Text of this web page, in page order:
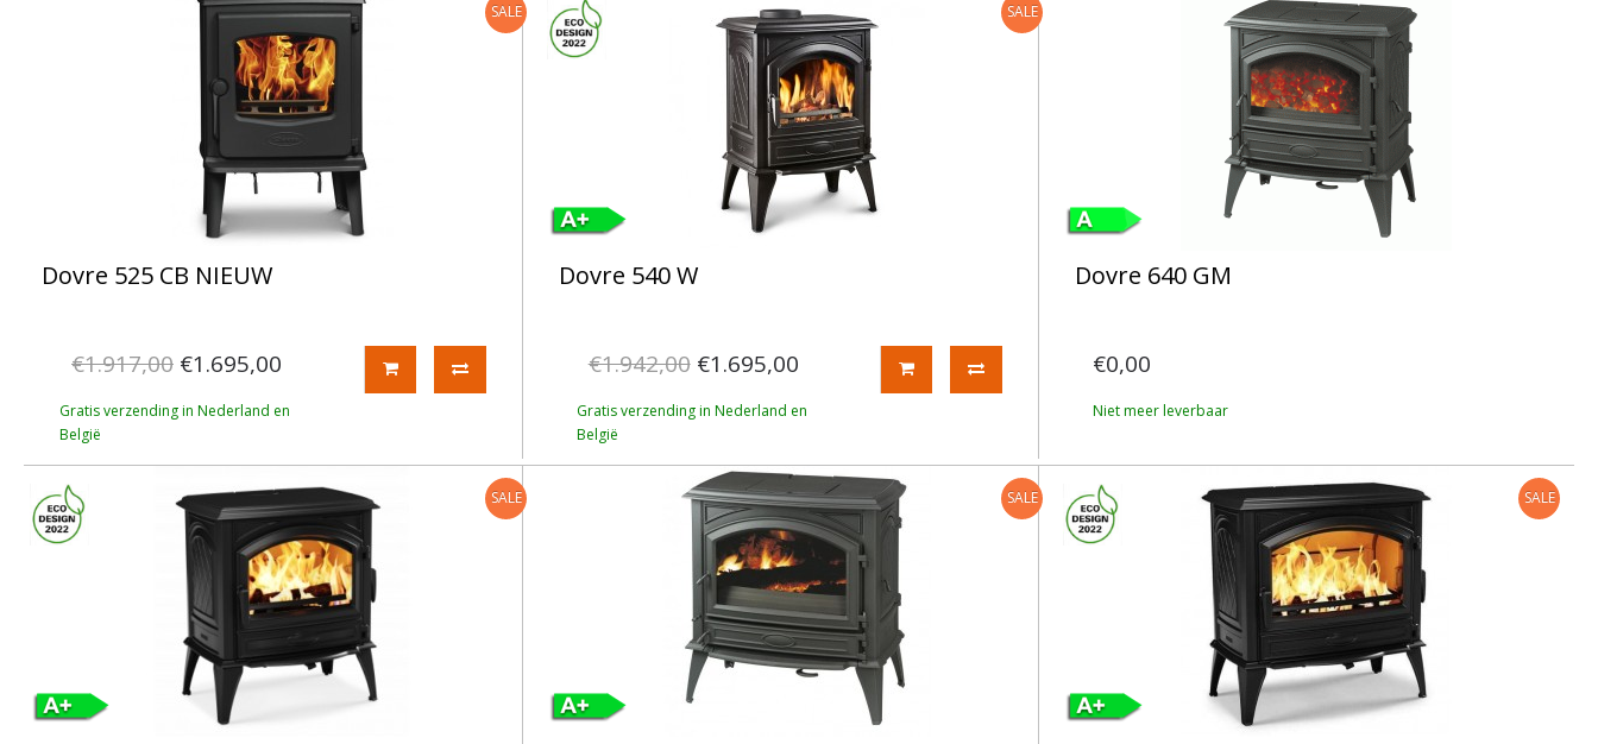
SALE
Dovre 525 CB NIEUW
€1.917,00 €1.695,00
Gratis verzending in Nederland en
België
SALE
Dovre 540 W
€1.942,00 €1.695,00
Gratis verzending in Nederland en
België
Dovre 640 GM
€0,00
Niet meer leverbaar
SALE SALE SALE